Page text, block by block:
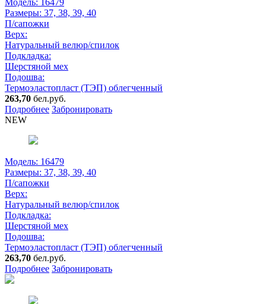
Модель: 16479
Размеры: 37, 38, 39, 40
П/сапожки
Верх:
Натуральный велюр/спилок
Подкладка:
Шерстяной мех
Подошва:
Термоэластопласт (ТЭП) облегченный
263,70 бел.руб.
Подробнее Забронировать
NEW
Модель: 16479
Размеры: 37, 38, 39, 40
П/сапожки
Верх:
Натуральный велюр/спилок
Подкладка:
Шерстяной мех
Подошва:
Термоэластопласт (ТЭП) облегченный
263,70 бел.руб.
Подробнее Забронировать